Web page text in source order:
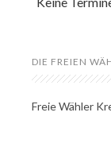
DIE FREIEN
Freie Wähler